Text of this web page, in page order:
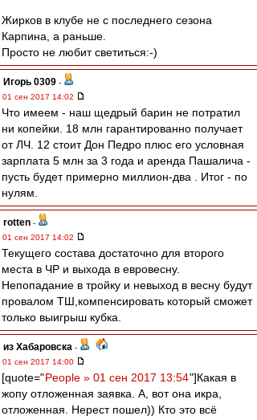
Жирков в клубе не с последнего сезона
Карпина, а раньше.
Просто не любит светиться:-)
Игорь 0309 -
01 сен 2017 14:02
Что имеем - наш щедрый барин не потратил
ни копейки. 18 млн гарантированно получает
от ЛЧ. 12 стоит Дон Педро плюс его условная
зарплата 5 млн за 3 года и аренда Пашалича -
пусть будет примерно миллион-два . Итог - по
нулям.
rotten -
01 сен 2017 14:02
Текущего состава достаточно для второго
места в ЧР и выхода в евровесну.
Непопадание в тройку и невыход в весну будут
провалом ТШ,компенсировать который сможет
только выигрыш кубка.
из Хабаровска -
01 сен 2017 14:00
[quote="People » 01 сен 2017 13:54"]Какая в
жопу отложенная заявка. А, вот она икра,
отложенная. Нерест пошел)) Кто это всё